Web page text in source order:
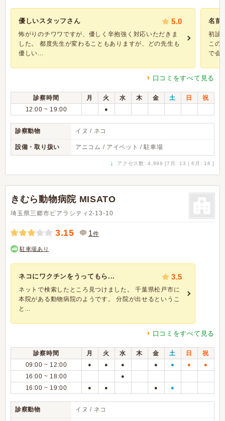
優しいスタッフさん 5.0
怖がりのチワワですが、優しく辛抱強く対応いただきま
した。 都度先生が変わることもありますが、どの先生も
優しい...
名前
初診
この
で会
口コミをすべて見る
診察時間 月 火 水 木 金 土 日
祝
12:00 ~ 19:00
●
診察動物 イヌ / ネコ
設備・取り扱い アニコム / アイペット / 駐車場
↓ アクセス数: 4,898 [7月: 13 | 6月: 16 ]
きむら動物病院 MISATO
埼玉県三郷市ピアラシティ2-13-10
3.15 1件
駐車場あり
ネコにワクチンをうってもら... 3.5
ネットで検索したところ見つけました。 千葉県松戸市に
本院がある動物病院のようです。 分院が出せるというこ
と...
口コミをすべて見る
診察時間 月 火 水 木 金 土 日
祝
09:00 ~ 12:00
● ● ● ● ● ● ●
16:00 ~ 18:00 ●
16:00 ~ 19:00 ● ● ● ●
診察動物 イヌ / ネコ